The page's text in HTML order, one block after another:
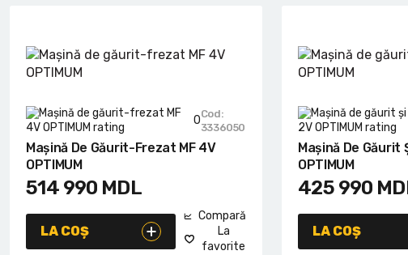
0Cod:
3336050
Mașină De Găurit-Frezat MF 4V
OPTIMUM
514 990 MDL
LA COȘ
Compară
La
favorite
Mașină De Găurit
OPTIMUM
425 990
LA COȘ